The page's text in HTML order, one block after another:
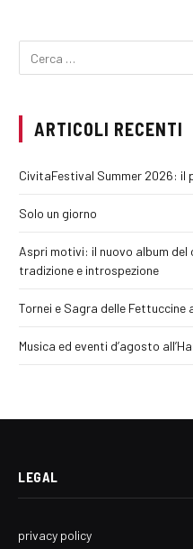
ARTICOLI RECENTI
CivitaFestival Summer 2026: il
Solo un giorno
Aspri motivi: il nuovo album del
tradizione e introspezione
Tornei e Sagra delle Fettuccine
Musica ed eventi d’agosto
LEGAL
privacy policy